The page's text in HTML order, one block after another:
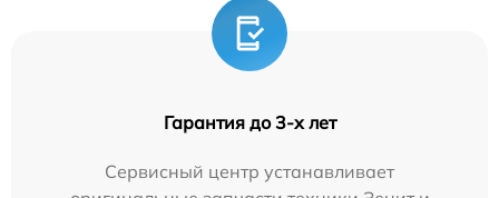
Гарантия до 3-х лет
Сервисный центр устанавливает